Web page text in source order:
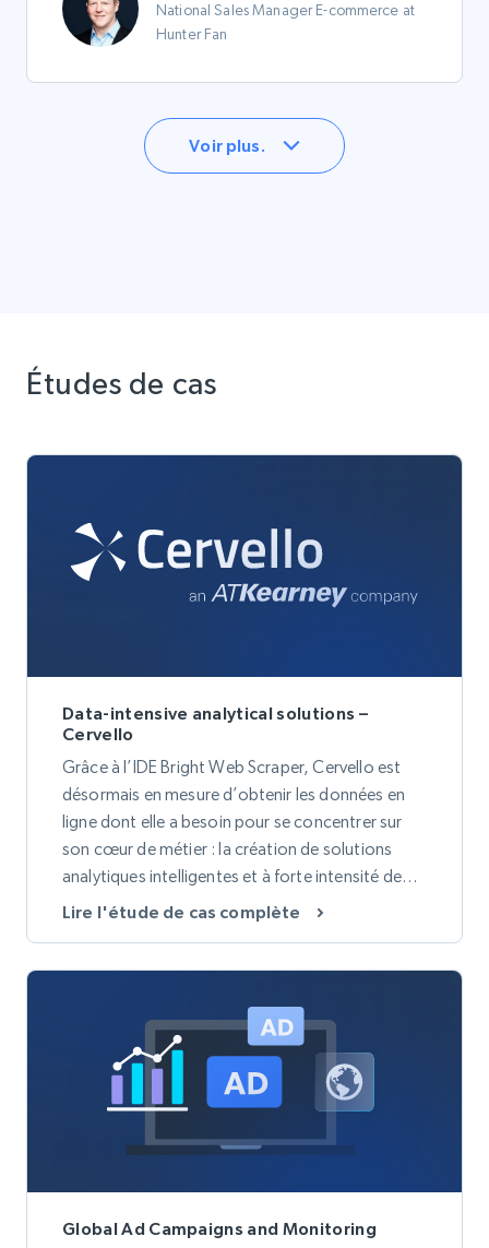
National Sales Manager E-commerce at
Hunter Fan
Voir plus.
Études de cas
Data-intensive analytical solutions –
Cervello
Grâce à l’IDE Bright Web Scraper, Cervello est
désormais en mesure d’obtenir les données en
ligne dont elle a besoin pour se concentrer sur
son cœur de métier : la création de solutions
analytiques intelligentes et à forte intensité de
données pour ses clients dans les secteurs de la
Lire l'étude de cas complète
Global Ad Campaigns and Monitoring